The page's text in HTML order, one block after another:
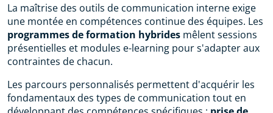
La maîtrise des outils de communication interne exige
une montée en compétences continue des équipes. Les
programmes de formation hybrides mêlent sessions
présentielles et modules e-learning pour s'adapter aux
contraintes de chacun.
Les parcours personnalisés permettent d'acquérir les
fondamentaux des types de communication tout en